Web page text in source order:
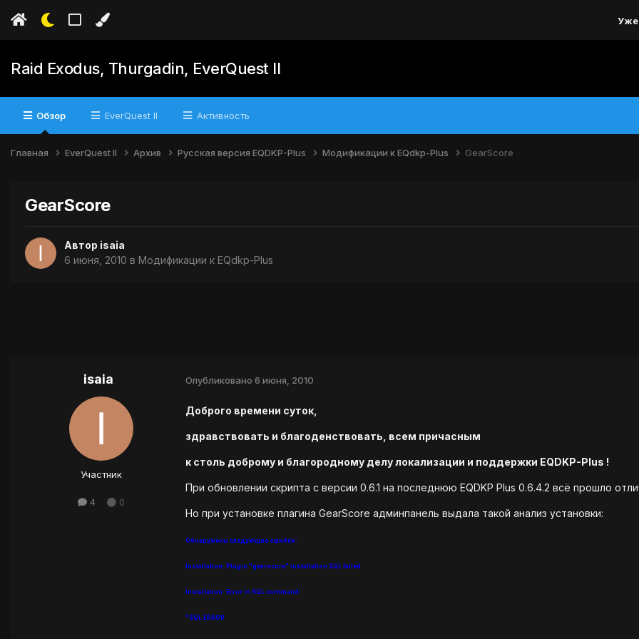
Уже
Raid Exodus, Thurgadin, EverQuest II
Обзор EverQuest II Активность
Главная EverQuest II Архив Русская версия EQDKP-Plus Модификации к EQdkp-Plus GearScore
GearScore
Автор isaia
6 июня, 2010 в Модификации к EQdkp-Plus
isaia
Участник
4 0
Опубликовано 6 июня, 2010
Доброго времени суток,
здравствовать и благоденствовать, всем причасным
к столь доброму и благородному делу локализации и поддержки EQDKP-Plus !
При обновлении скрипта с версии 0.6.1 на последнюю EQDKP Plus 0.6.4.2 всё прошло
Но при установке плагина GearScore админпанель выдала такой анализ установки:
Обнаружены следующие ошибки:
Installation: Plugin "gearscore" installation SQL failed.
Installation: Error in SQL command:
"SQL ERROR